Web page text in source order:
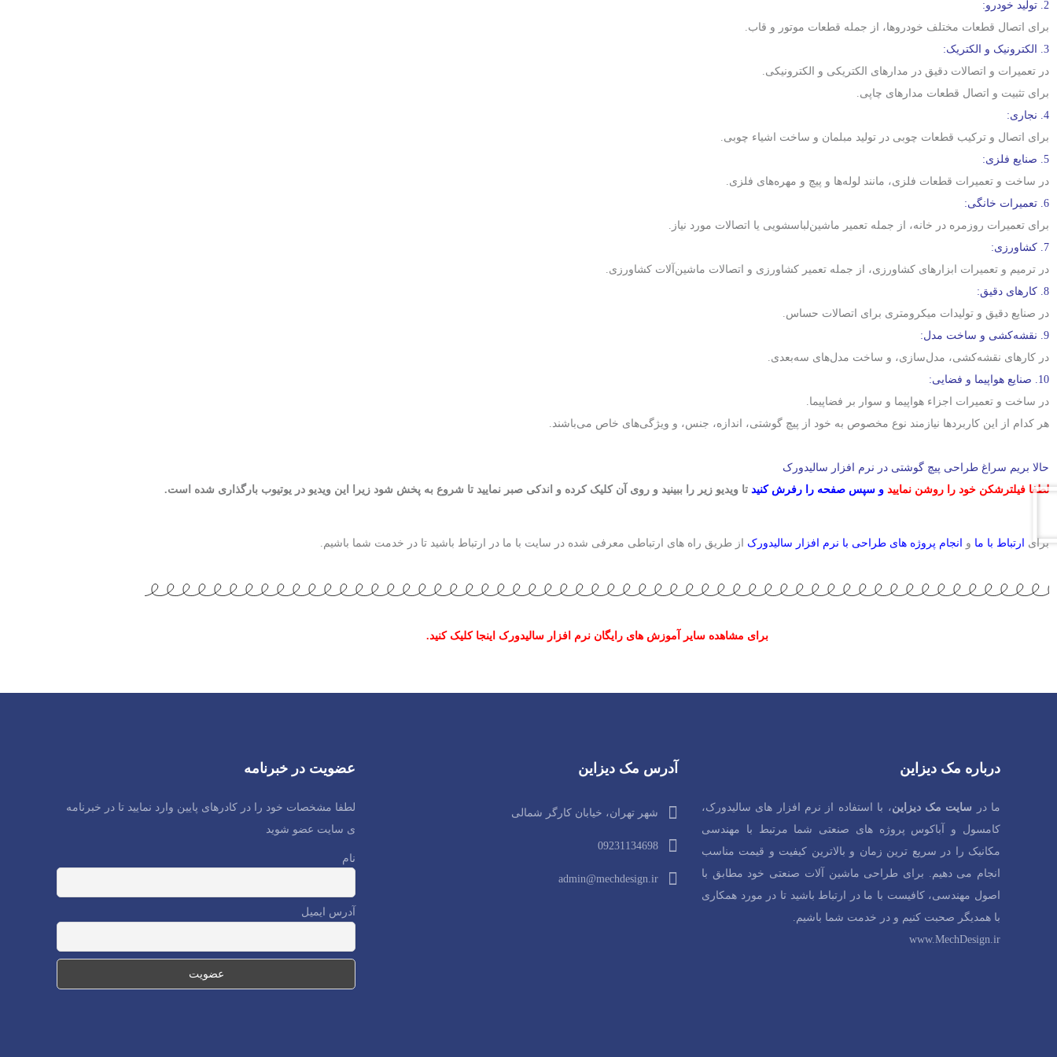
2. تولید خودرو:
برای اتصال قطعات مختلف خودروها، از جمله قطعات موتور و قاب.
3. الکترونیک و الکتریک:
در تعمیرات و اتصالات دقیق در مدارهای الکتریکی و الکترونیکی.
برای تثبیت و اتصال قطعات مدارهای چاپی.
4. نجاری:
برای اتصال و ترکیب قطعات چوبی در تولید مبلمان و ساخت اشیاء چوبی.
5. صنایع فلزی:
در ساخت و تعمیرات قطعات فلزی، مانند لوله‌ها و پیچ و مهره‌های فلزی.
6. تعمیرات خانگی:
برای تعمیرات روزمره در خانه، از جمله تعمیر ماشین‌لباسشویی یا اتصالات مورد نیاز.
7. کشاورزی:
در ترمیم و تعمیرات ابزارهای کشاورزی، از جمله تعمیر کشاورزی و اتصالات ماشین‌آلات کشاورزی.
8. کارهای دقیق:
در صنایع دقیق و تولیدات میکرومتری برای اتصالات حساس.
9. نقشه‌کشی و ساخت مدل:
در کارهای نقشه‌کشی، مدل‌سازی، و ساخت مدل‌های سه‌بعدی.
10. صنایع هواپیما و فضایی:
در ساخت و تعمیرات اجزاء هواپیما و سوار بر فضاپیما.
هر کدام از این کاربردها نیازمند نوع مخصوص به خود از پیچ گوشتی، اندازه، جنس، و ویژگی‌های خاص می‌باشند.
حالا بریم سراغ طراحی پیچ گوشتی در نرم افزار سالیدورک
لطفا فیلترشکن خود را روشن نمایید و سپس صفحه را رفرش کنید تا ویدیو زیر را ببینید و روی آن کلیک کرده و اندکی صبر نمایید تا شروع به پخش شود زیرا این ویدیو در یوتیوب بارگذاری شده است.
برای ارتباط با ما و انجام پروژه های طراحی با نرم افزار سالیدورک از طریق راه های ارتباطی معرفی شده در سایت با ما در ارتباط باشید تا در خدمت شما باشیم.
برای مشاهده سایر آموزش های رایگان نرم افزار سالیدورک اینجا کلیک کنید.
درباره مک دیزاین
ما در سایت مک دیزاین، با استفاده از نرم افزار های سالیدورک،
کامسول و آباکوس پروژه های صنعتی شما مرتبط با مهندسی
مکانیک را در سریع ترین زمان و بالاترین کیفیت و قیمت مناسب
انجام می دهیم. برای طراحی ماشین آلات صنعتی خود مطابق با
اصول مهندسی، کافیست با ما در ارتباط باشید تا در مورد همکاری
با همدیگر صحبت کنیم و در خدمت شما باشیم.
www.MechDesign.ir
آدرس مک دیزاین
شهر تهران، خیابان کارگر شمالی
09231134698
admin@mechdesign.ir
عضویت در خبرنامه
لطفا مشخصات خود را در کادرهای پایین وارد نمایید تا در خبرنامه
ی سایت عضو شوید
نام
آدرس ایمیل